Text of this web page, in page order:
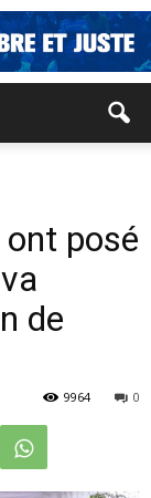
ont posé
de
0
9964